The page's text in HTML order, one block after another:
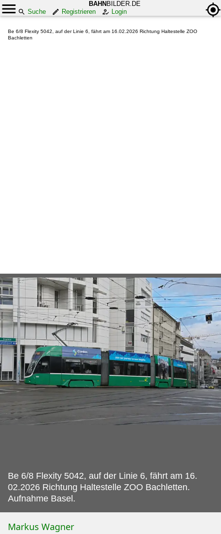
BAHN BILDER.DE
Suche
Registrieren Login
Be 6/8 Flexity 5042, auf der Linie 6, fährt am 16.02.2026 Richtung Haltestelle ZOO
Bachletten
Be 6/8 Flexity 5042, auf der Linie 6, fährt am 16.
02.2026 Richtung Haltestelle ZOO Bachletten.
Aufnahme Basel.
Markus Wagner